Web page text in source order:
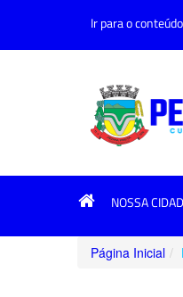
Ir para o
NOSSA
Página Inicial